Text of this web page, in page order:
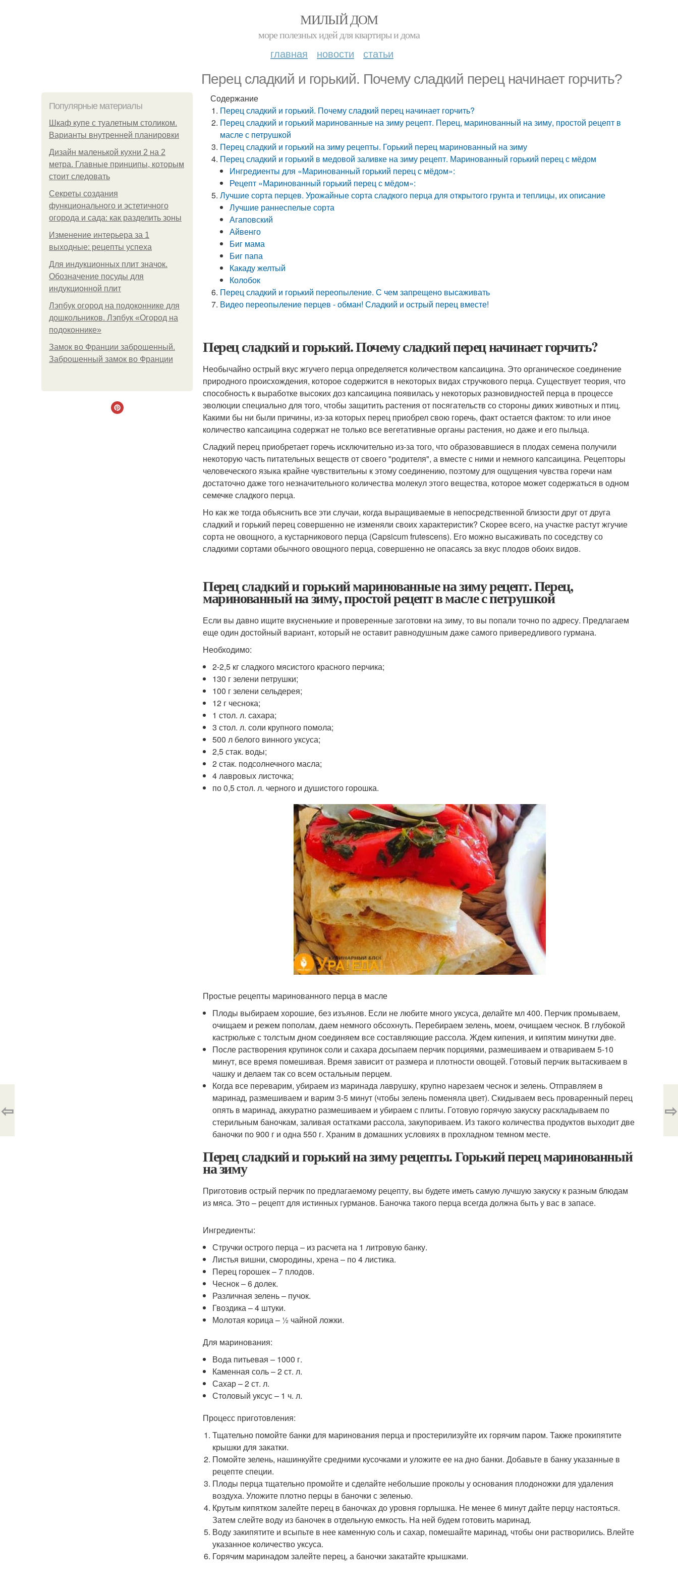
МИЛЫЙ ДОМ
море полезных идей для квартиры и дома
главная новости статьи
Перец сладкий и горький. Почему сладкий перец начинает горчить?
Популярные материалы
Шкаф купе с туалетным столиком.
Варианты внутренней планировки
Дизайн маленькой кухни 2 на 2
метра. Главные принципы, которым
стоит следовать
Секреты создания
функционального и эстетичного
огорода и сада: как разделить зоны
Изменение интерьера за 1
выходные: рецепты успеха
Для индукционных плит значок.
Обозначение посуды для
индукционной плит
Лэпбук огород на подоконнике для
дошкольников. Лэпбук «Огород на
подоконнике»
Замок во Франции заброшенный.
Заброшенный замок во Франции
Содержание
Перец сладкий и горький. Почему сладкий перец начинает горчить?
Перец сладкий и горький маринованные на зиму рецепт. Перец, маринованный на зиму, простой рецепт в
масле с петрушкой
Перец сладкий и горький на зиму рецепты. Горький перец маринованный на зиму
Перец сладкий и горький в медовой заливке на зиму рецепт. Маринованный горький перец с мёдом
Ингредиенты для «Маринованный горький перец с мёдом»:
Рецепт «Маринованный горький перец с мёдом»:
Лучшие сорта перцев. Урожайные сорта сладкого перца для открытого грунта и теплицы, их описание
Лучшие раннеспелые сорта
Агаповский
Айвенго
Биг мама
Биг папа
Какаду желтый
Колобок
Перец сладкий и горький переопыление. С чем запрещено высаживать
Видео переопыление перцев - обман! Сладкий и острый перец вместе!
Перец сладкий и горький. Почему сладкий перец начинает горчить?
Необычайно острый вкус жгучего перца определяется количеством капсаицина. Это органическое соединение
природного происхождения, которое содержится в некоторых видах стручкового перца. Существует теория, что
способность к выработке высоких доз капсаицина появилась у некоторых разновидностей перца в процессе
эволюции специально для того, чтобы защитить растения от посягательств со стороны диких животных и птиц.
Какими бы ни были причины, из-за которых перец приобрел свою горечь, факт остается фактом: то или иное
количество капсаицина содержат не только все вегетативные органы растения, но даже и его пыльца.
Сладкий перец приобретает горечь исключительно из-за того, что образовавшиеся в плодах семена получили
некоторую часть питательных веществ от своего "родителя", а вместе с ними и немного капсаицина. Рецепторы
человеческого языка крайне чувствительны к этому соединению, поэтому для ощущения чувства горечи нам
достаточно даже того незначительного количества молекул этого вещества, которое может содержаться в одном
семечке сладкого перца.
Но как же тогда объяснить все эти случаи, когда выращиваемые в непосредственной близости друг от друга
сладкий и горький перец совершенно не изменяли своих характеристик? Скорее всего, на участке растут жгучие
сорта не овощного, а кустарникового перца (Capsicum frutescens). Его можно высаживать по соседству со
сладкими сортами обычного овощного перца, совершенно не опасаясь за вкус плодов обоих видов.
Перец сладкий и горький маринованные на зиму рецепт. Перец,
маринованный на зиму, простой рецепт в масле с петрушкой
Если вы давно ищите вкусненькие и проверенные заготовки на зиму, то вы попали точно по адресу. Предлагаем
еще один достойный вариант, который не оставит равнодушным даже самого привередливого гурмана.
Необходимо:
2-2,5 кг сладкого мясистого красного перчика;
130 г зелени петрушки;
100 г зелени сельдерея;
12 г чеснока;
1 стол. л. сахара;
3 стол. л. соли крупного помола;
500 л белого винного уксуса;
2,5 стак. воды;
2 стак. подсолнечного масла;
4 лавровых листочка;
по 0,5 стол. л. черного и душистого горошка.
Простые рецепты маринованного перца в масле
Плоды выбираем хорошие, без изъянов. Если не любите много уксуса, делайте мл 400. Перчик промываем,
очищаем и режем пополам, даем немного обсохнуть. Перебираем зелень, моем, очищаем чеснок. В глубокой
кастрюльке с толстым дном соединяем все составляющие рассола. Ждем кипения, и кипятим минутки две.
После растворения крупинок соли и сахара досыпаем перчик порциями, размешиваем и отвариваем 5-10
минут, все время помешивая. Время зависит от размера и плотности овощей. Готовый перчик вытаскиваем в
чашку и делаем так со всем остальным перцем.
Когда все переварим, убираем из маринада лаврушку, крупно нарезаем чеснок и зелень. Отправляем в
маринад, размешиваем и варим 3-5 минут (чтобы зелень поменяла цвет). Скидываем весь проваренный перец
опять в маринад, аккуратно размешиваем и убираем с плиты. Готовую горячую закуску раскладываем по
стерильным баночкам, заливая остатками рассола, закупориваем. Из такого количества продуктов выходит две
баночки по 900 г и одна 550 г. Храним в домашних условиях в прохладном темном месте.
Перец сладкий и горький на зиму рецепты. Горький перец маринованный
на зиму
Приготовив острый перчик по предлагаемому рецепту, вы будете иметь самую лучшую закуску к разным блюдам
из мяса. Это – рецепт для истинных гурманов. Баночка такого перца всегда должна быть у вас в запасе.
Ингредиенты:
Стручки острого перца – из расчета на 1 литровую банку.
Листья вишни, смородины, хрена – по 4 листика.
Перец горошек – 7 плодов.
Чеснок – 6 долек.
Различная зелень – пучок.
Гвоздика – 4 штуки.
Молотая корица – ½ чайной ложки.
Для маринования:
Вода питьевая – 1000 г.
Каменная соль – 2 ст. л.
Сахар – 2 ст. л.
Столовый уксус – 1 ч. л.
Процесс приготовления:
Тщательно помойте банки для маринования перца и простерилизуйте их горячим паром. Также прокипятите
крышки для закатки.
Помойте зелень, нашинкуйте средними кусочками и уложите ее на дно банки. Добавьте в банку указанные в
рецепте специи.
Плоды перца тщательно промойте и сделайте небольшие проколы у основания плодоножки для удаления
воздуха. Уложите плотно перцы в баночки с зеленью.
Крутым кипятком залейте перец в баночках до уровня горлышка. Не менее 6 минут дайте перцу настояться.
Затем слейте воду из баночек в отдельную емкость. На ней будем готовить маринад.
Воду закипятите и всыпьте в нее каменную соль и сахар, помешайте маринад, чтобы они растворились. Влейте
указанное количество уксуса.
Горячим маринадом залейте перец, а баночки закатайте крышками.
⇦ ⇨